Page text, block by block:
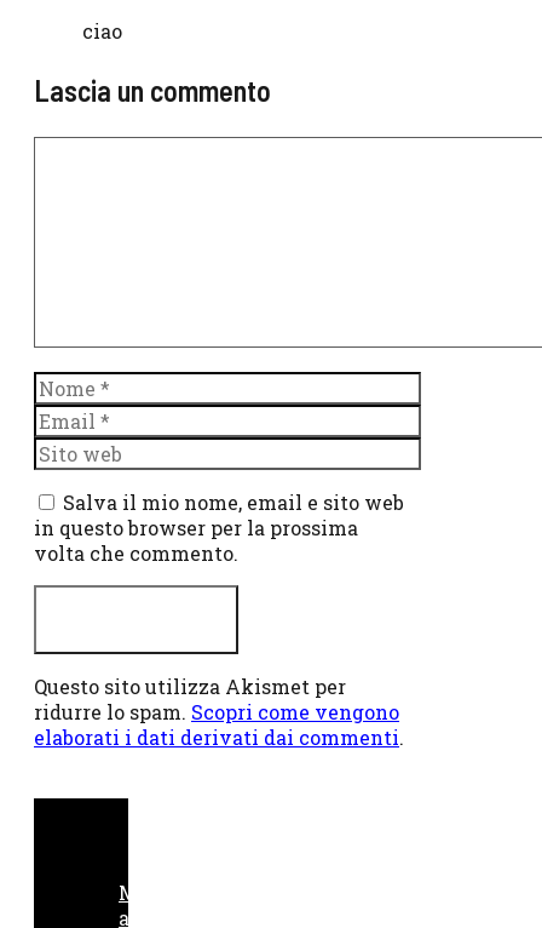
ciao
Lascia un commento
Nome
Email
Sito
web
Salva il mio nome, email e sito web
in questo browser per la prossima
volta che commento.
Questo sito utilizza Akismet per
ridurre lo spam. Scopri come vengono
elaborati i dati derivati dai commenti.
M
a